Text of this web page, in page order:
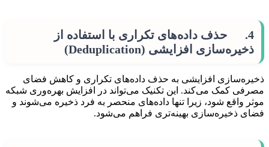
4. حذف داده‌های تکراری با استفاده از
ذخیره‌سازی افزایشی (Deduplication)
ذخیره‌سازی افزایشی به حذف داده‌های تکراری و کاهش فضای
مصرفی کمک می‌کند. این تکنیک می‌تواند در افزایش بهره‌وری شبکه
موثر واقع شود، زیرا تنها داده‌های منحصر به فرد ذخیره می‌شوند و
فضای ذخیره‌سازی بهینه‌تری فراهم می‌شود.